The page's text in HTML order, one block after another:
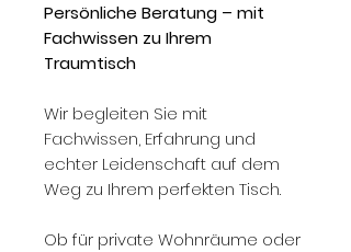
Persönliche Beratung – mit
Fachwissen zu Ihrem
Traumtisch
Wir begleiten Sie mit
Fachwissen, Erfahrung und
echter Leidenschaft auf dem
Weg zu Ihrem perfekten Tisch.
Ob für private Wohnräume oder